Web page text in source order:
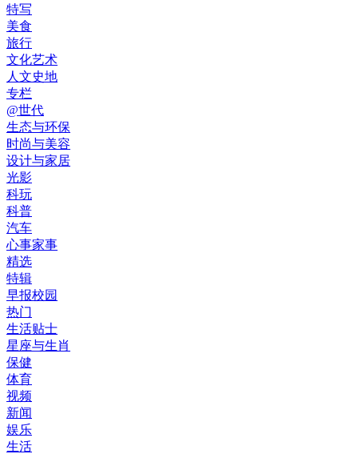
特写
美食
旅行
文化艺术
人文史地
专栏
@世代
生态与环保
时尚与美容
设计与家居
光影
科玩
科普
汽车
心事家事
精选
特辑
早报校园
热门
生活贴士
星座与生肖
保健
体育
视频
新闻
娱乐
生活